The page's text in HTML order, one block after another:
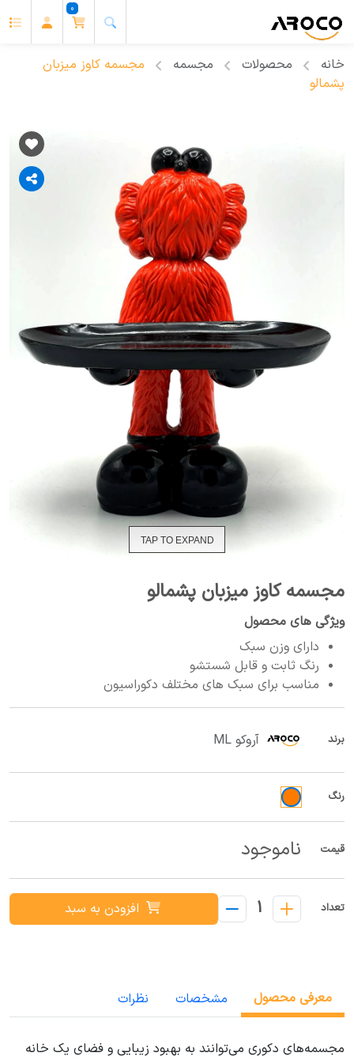
0
خانه محصولات مجسمه
مجسمه کاوز میزبان
پشمالو
TAP TO EXPAND
مجسمه کاوز میزبان پشمالو
ویژگی های محصول
دارای وزن سبک
رنگ ثابت و قابل شستشو
مناسب برای سبک های مختلف دکوراسیون
برند آروکو ML
رنگ
قیمت ناموجود
تعداد 1 افزودن به سبد
معرفی محصول مشخصات نظرات
مجسمه‌های دکوری می‌توانند به بهبود زیبایی و فضای یک خانه